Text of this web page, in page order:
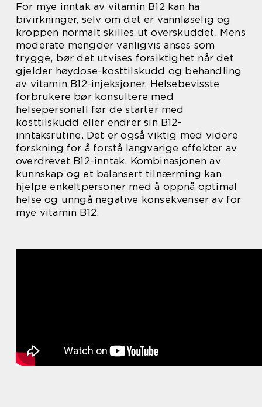
For mye inntak av vitamin B12 kan ha
bivirkninger, selv om det er vannløselig og
kroppen normalt skilles ut overskuddet. Mens
moderate mengder vanligvis anses som
trygge, bør det utvises forsiktighet når det
gjelder høydose-kosttilskudd og behandling
av vitamin B12-injeksjoner. Helsebevisste
forbrukere bør konsultere med
helsepersonell før de starter med
kosttilskudd eller endrer sin B12-
inntaksrutine. Det er også viktig med videre
forskning for å forstå langvarige effekter av
overdrevet B12-inntak. Kombinasjonen av
kunnskap og et balansert tilnærming kan
hjelpe enkeltpersoner med å oppnå optimal
helse og unngå negative konsekvenser av for
mye vitamin B12.